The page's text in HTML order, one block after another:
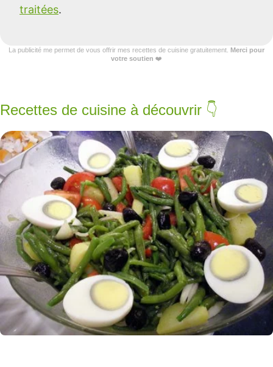
traitées.
La publicité me permet de vous offrir mes recettes de cuisine gratuitement. Merci pour
votre soutien ❤️
Recettes de cuisine à découvrir 👇